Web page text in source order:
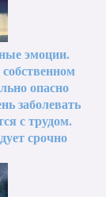
эмоции.
опасно
заболевать
с трудом.
срочно